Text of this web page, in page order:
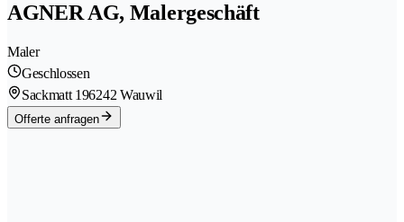
AGNER AG, Malergeschäft
Maler
Geschlossen
Sackmatt 196242 Wauwil
Offerte anfragen